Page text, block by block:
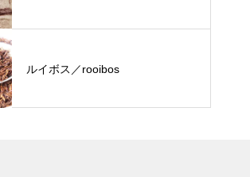
ルイボス／rooibos